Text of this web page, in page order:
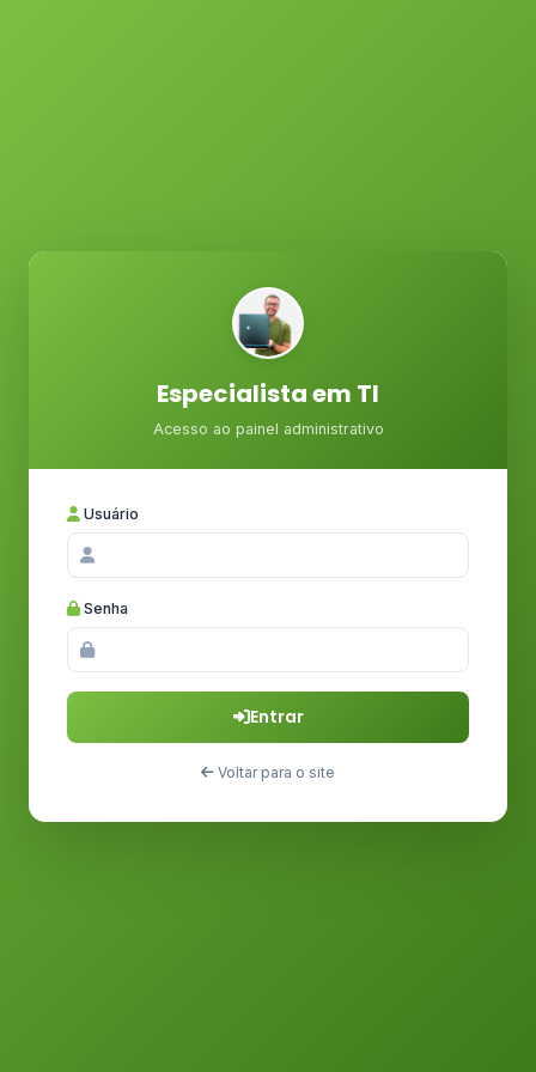
Especialista em TI
Acesso ao painel administrativo
Usuário
Senha
Entrar
Voltar para o site